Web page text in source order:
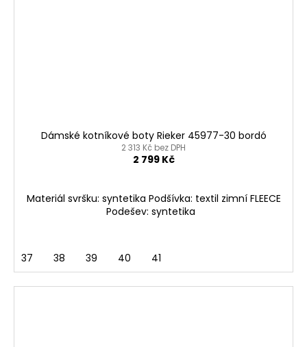
Dámské kotníkové boty Rieker 45977-30 bordó
2 313 Kč bez DPH
2 799 Kč
Materiál svršku: syntetika Podšívka: textil zimní FLEECE
Podešev: syntetika
37 38 39 40 41